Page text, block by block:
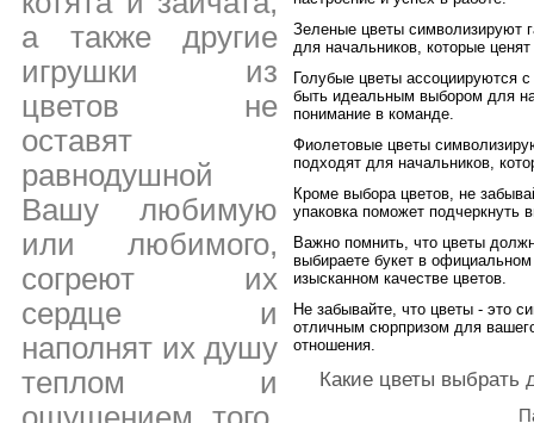
а также другие
игрушки из
цветов не
оставят
равнодушной
Вашу любимую
или любимого,
согреют их
сердце и
наполнят их душу
теплом и
Зеленые цветы символизируют
для начальников, которые
Голубые цветы ассоциируются
быть идеальным выбором для
понимание в команде.
Фиолетовые цветы
подходят для начальников,
Кроме выбора цветов, не
упаковка поможет подчеркнуть
Важно помнить, что цветы
выбираете букет в
изысканном качестве цветов.
Не забывайте, что цветы - это
отличным сюрпризом для
отношения.
Какие цветы выбрать